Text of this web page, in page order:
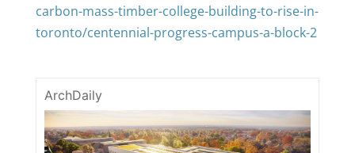
carbon-mass-timber-college-building-to-rise-in-
toronto/centennial-progress-campus-a-block-2
ArchDaily